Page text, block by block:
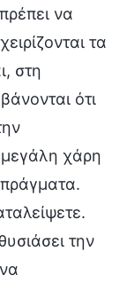
να
τα
στη
ότι
χάρη
πράγματα.
την